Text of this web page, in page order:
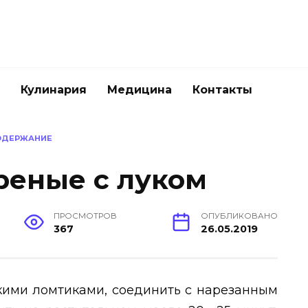
Кулинария Медицина Контакты
с луком
ПРОСМОТРОВ
367
ОПУБЛИКОВАНО
26.05.2019
ломтиками, соединить с нарезанным